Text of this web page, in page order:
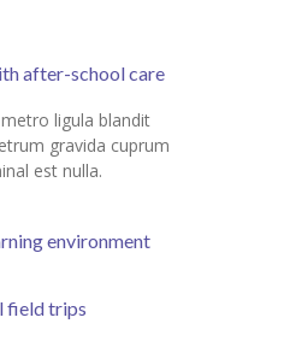
after-school care
ligula blandit
gravida cuprum
est nulla.
environment
field trips